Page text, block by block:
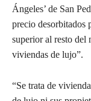
Ángeles’ de San
precio desorbitados
superior al resto del
viviendas de lujo”.
“Se trata de